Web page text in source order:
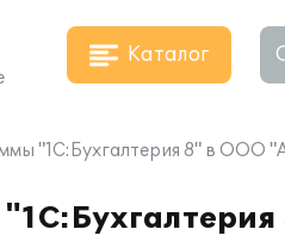
Каталог
"1С:Бухгалтерия 8" в ООО